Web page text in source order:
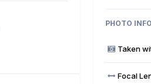
PHOTO
Taken
Focal